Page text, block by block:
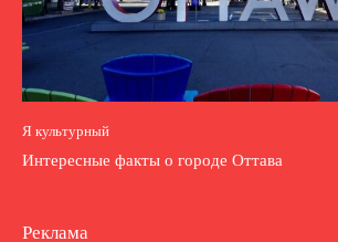
Я культурный
Интересные факты о городе Оттава
Реклама